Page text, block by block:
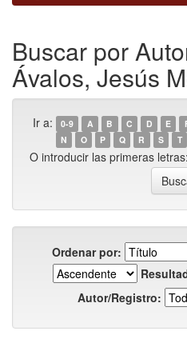
Buscar por
Ávalos, Jesús
Ir a: 0-9 A B C D E
N
O P Q R S T
O introducir las primeras letras:
Ordenar por:
Autor/Registro: